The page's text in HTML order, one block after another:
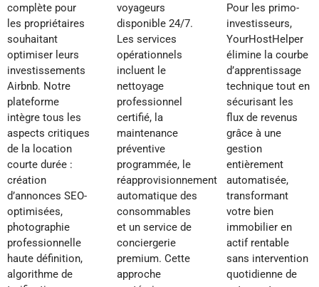
complète pour
les propriétaires
souhaitant
optimiser leurs
investissements
Airbnb. Notre
plateforme
intègre tous les
aspects critiques
de la location
courte durée :
création
d’annonces SEO-
optimisées,
photographie
professionnelle
haute définition,
algorithme de
voyageurs
disponible 24/7.
Les services
opérationnels
incluent le
nettoyage
professionnel
certifié, la
maintenance
préventive
programmée, le
réapprovisionnement
automatique des
consommables
et un service de
conciergerie
premium. Cette
approche
Pour les primo-
investisseurs,
YourHostHelper
élimine la courbe
d’apprentissage
technique tout en
sécurisant les
flux de revenus
grâce à une
gestion
entièrement
automatisée,
transformant
votre bien
immobilier en
actif rentable
sans intervention
quotidienne de